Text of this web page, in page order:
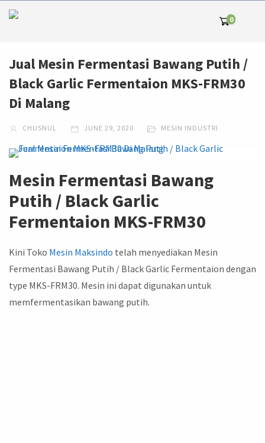
0
Jual Mesin Fermentasi Bawang Putih /
Black Garlic Fermentaion MKS-FRM30
Di Malang
CHUSNUL JUNE 29, 2020 MESIN INDUSTRI
Mesin Fermentasi Bawang
Putih / Black Garlic
Fermentaion MKS-FRM30
Kini Toko Mesin Maksindo telah menyediakan Mesin
Fermentasi Bawang Putih / Black Garlic Fermentaion dengan
type MKS-FRM30. Mesin ini dapat digunakan untuk
memfermentasikan bawang putih.